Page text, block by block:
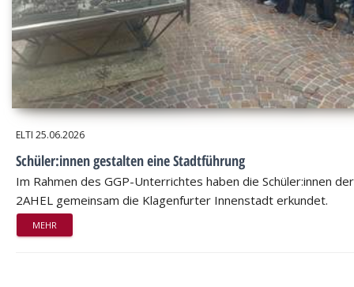
ELTI 25.06.2026
Schüler:innen gestalten eine Stadtführung
Im Rahmen des GGP-Unterrichtes haben die Schüler:innen der
2AHEL gemeinsam die Klagenfurter Innenstadt erkundet.
MEHR